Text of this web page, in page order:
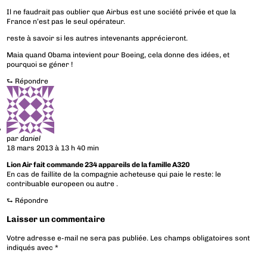
Il ne faudrait pas oublier que Airbus est une société privée et que la
France n’est pas le seul opérateur.
reste à savoir si les autres intevenants apprécieront.
Maia quand Obama intevient pour Boeing, cela donne des idées, et
pourquoi se géner !
⮑ Répondre
pardaniel
18 mars 2013 à 13 h 40 min
Lion Air fait commande 234 appareils de la famille A320
En cas de faillite de la compagnie acheteuse qui paie le reste: le
contribuable europeen ou autre .
⮑ Répondre
Laisser un commentaire
Votre adresse e-mail ne sera pas publiée. Les champs obligatoires sont
indiqués avec*